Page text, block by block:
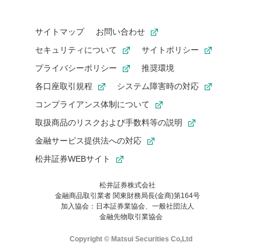
サイトマップ
お問い合わせ
セキュリティについて
サイトポリシー
プライバシーポリシー
推奨環境
各口座取引規程
システム障害時の対応
コンプライアンス体制について
取扱商品のリスクおよび手数料等の説明
金融サービス提供法への対応
松井証券WEBサイト
松井証券株式会社
金融商品取引業者 関東財務局長(金商)第164号
加入協会：日本証券業協会、一般社団法人
金融先物取引業協会
Copyright © Matsui Securities Co,Ltd
お気に入り機能は松井証券の会員限定の機能です。
お気に入り登録いただくと、後からいつでもお気に入りのコンテ
ンツを一覧でご確認いただけます。
ご利用いただくには口座開設が必要です。